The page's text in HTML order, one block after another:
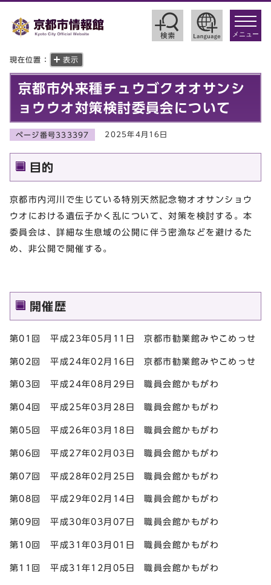
toggle
メニュー
現在位置： 表示
京都市外来種チュウゴクオオサンシ
ョウウオ対策検討委員会について
ページ番号333397 2025年4月16日
目的
京都市内河川で生じている特別天然記念物オオサンショウ
ウオにおける遺伝子かく乱について、対策を検討する。本
委員会は、詳細な生息域の公開に伴う密漁などを避けるた
め、非公開で開催する。
開催歴
第01回 平成23年05月11日 京都市勧業館みやこめっせ
第02回 平成24年02月16日 京都市勧業館みやこめっせ
第03回 平成24年08月29日 職員会館かもがわ
第04回 平成25年03月28日 職員会館かもがわ
第05回 平成26年03月18日 職員会館かもがわ
第06回 平成27年02月03日 職員会館かもがわ
第07回 平成28年02月25日 職員会館かもがわ
第08回 平成29年02月14日 職員会館かもがわ
第09回 平成30年03月07日 職員会館かもがわ
第10回 平成31年03月01日 職員会館かもがわ
第11回 平成31年12月05日 職員会館かもがわ